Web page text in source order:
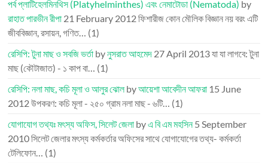
পর্ব প্লাটিহেলমিনথিস (Platyhelminthes) এবং নেমাটোডা (Nematoda) by
রাহাত পারভীন রীপা 21 February 2012ফিশারীজ কোন মৌলিক বিজ্ঞান নয় বরং এটি
জীববিজ্ঞান, রসায়ন, গণিত… (1)
রেসিপি: টুনা মাছ ও সবজি ভর্তা byনুসরাত আহমেদ 27 April 2013যা যা লাগবে: টুনা
মাছ (কৌটাজাত) - ১ কাপ বা… (1)
রেসিপি: নলা মাছ, কচি মূলা ও আলুর ঝোলbyআয়েশা আবেদীন আফরা 15 June
2012উপকরণ: কচি মূলা - ২৫০ গ্রাম নলা মাছ - ৬টি… (1)
যোগাযোগ তথ্যঃ মৎস্য অফিস, সিলেট জেলা byএ বি এম মহসিন5 September
2010সিলেট জেলার মৎস্য কর্মকর্তার অফিসের সাথে যোগাযোগের তথ্য- কর্মকর্তা
টেলিফোন… (1)